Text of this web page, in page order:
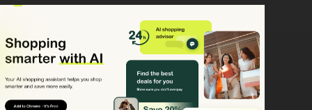
hinaus fördert Magpai die Zusammenarbeit,
indem es Bearbeitungsknotenpunkte für dein
gesamtes Team zugänglich macht.